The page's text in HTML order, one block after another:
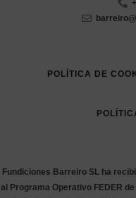
POLÍTICA DE
Fundiciones Barreiro SL ha
al Programa Operativo FEDER